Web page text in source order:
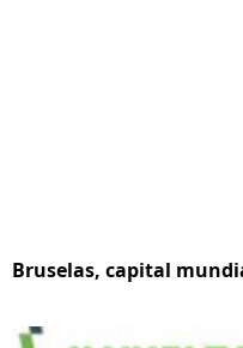
Bruselas, capital